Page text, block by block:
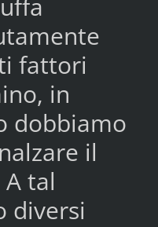
fattori
in
dobbiamo
il
tal
diversi